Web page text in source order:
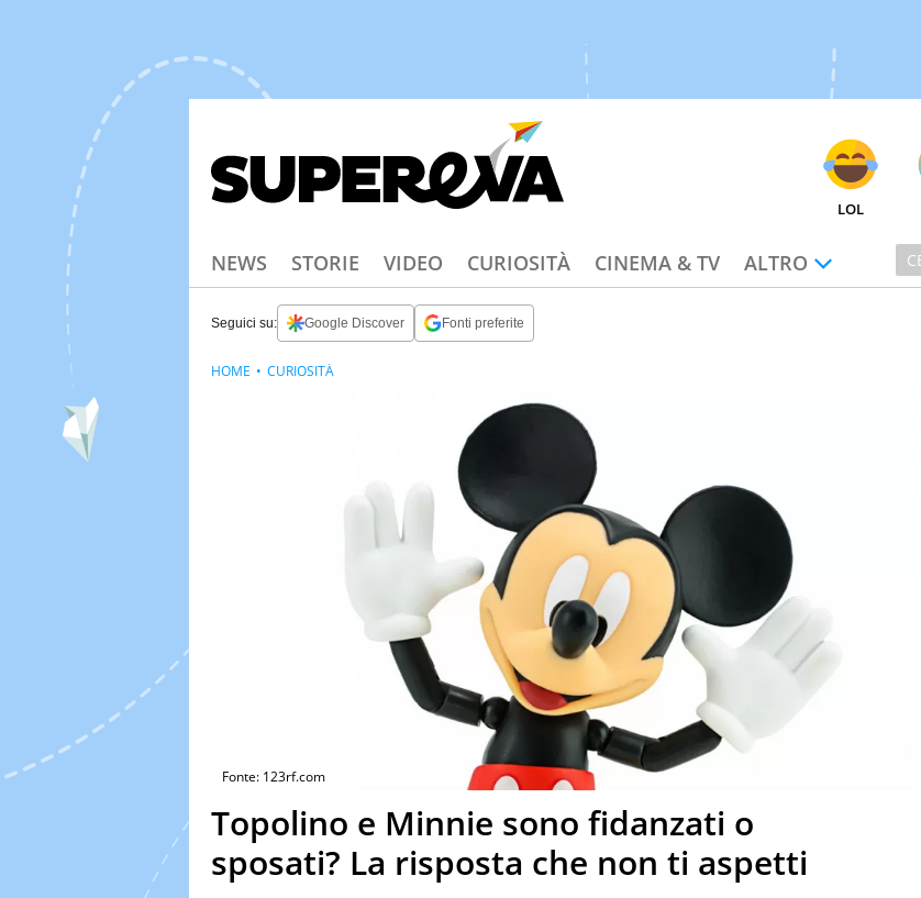
LOL
NEWS STORIE VIDEO CURIOSITÀ CINEMA & TV ALTRO
Seguici su: Google Discover Fonti preferite
Fonte: 123rf.com
Topolino e Minnie sono fidanzati o
sposati? La risposta che non ti aspetti
HOME CURIOSITÀ